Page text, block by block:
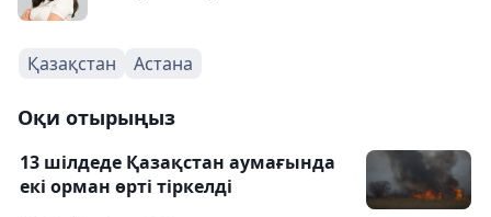
Қазақстан Астана
Оқи отырыңыз
13 шілдеде Қазақстан аумағында
екі орман өрті тіркелді